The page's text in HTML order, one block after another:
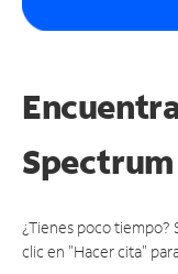
Spectrum
¿Tienes poco
clic en "Hacer cita"